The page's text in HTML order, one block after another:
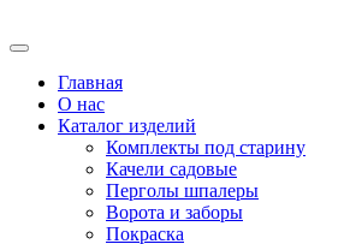
Главная
О нас
Каталог изделий
Комплекты под старину
Качели садовые
Перголы шпалеры
Ворота и заборы
Покраска